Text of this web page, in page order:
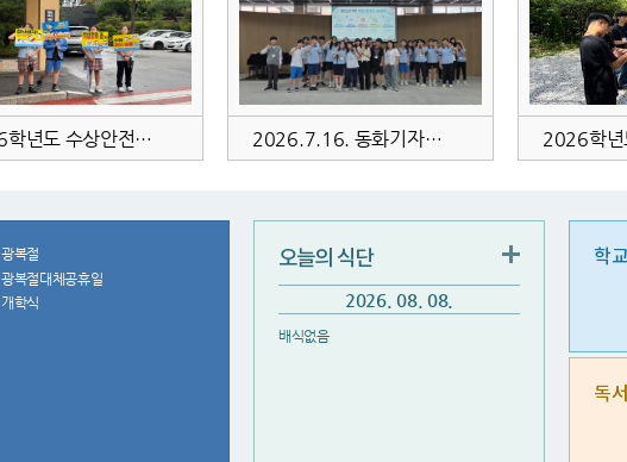
2026학년도 수상안전주간 캠페인 운영 2026.7.16. 동화기자단 캠프
광복절
광복절대체공휴일
개학식
오늘의 식단
2026. 08. 08.
배식없음
학
독